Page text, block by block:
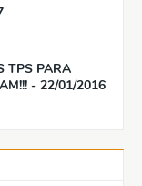
TPS PARA
- 22/01/2016